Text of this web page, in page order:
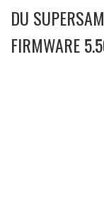
DU
FIRMWARE